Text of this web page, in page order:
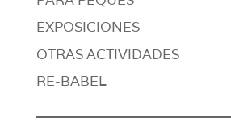
EXPOSICIONES
OTRAS ACTIVIDADES
RE-BABEL